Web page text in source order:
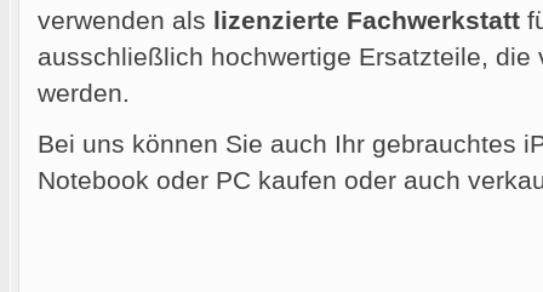
verwenden als lizenzierte Fachwerkstatt
ausschließlich hochwertige Ersatzteile, die
werden.
Bei uns können Sie auch Ihr gebrauchtes
Notebook oder PC kaufen oder auch